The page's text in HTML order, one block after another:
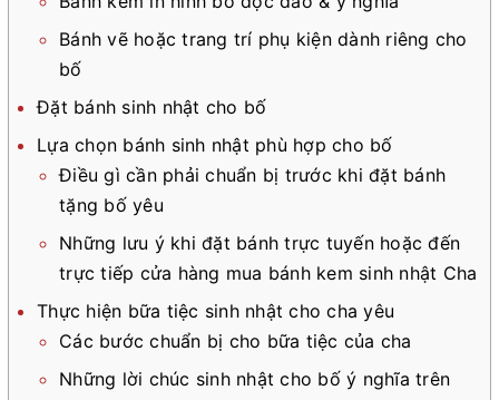
Bánh vẽ hoặc trang trí phụ kiện dành riêng cho
bố
Đặt bánh sinh nhật cho bố
Lựa chọn bánh sinh nhật phù hợp cho bố
Điều gì cần phải chuẩn bị trước khi đặt bánh
tặng bố yêu
Những lưu ý khi đặt bánh trực tuyến hoặc đến
trực tiếp cửa hàng mua bánh kem sinh nhật Cha
Thực hiện bữa tiệc sinh nhật cho cha yêu
Các bước chuẩn bị cho bữa tiệc của cha
Những lời chúc sinh nhật cho bố ý nghĩa trên